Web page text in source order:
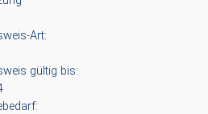
Art:
gültig bis: